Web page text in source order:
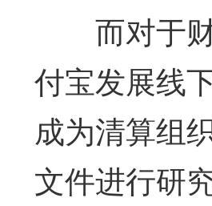
而对于财
付宝发展线
成为清算组
文件进行研